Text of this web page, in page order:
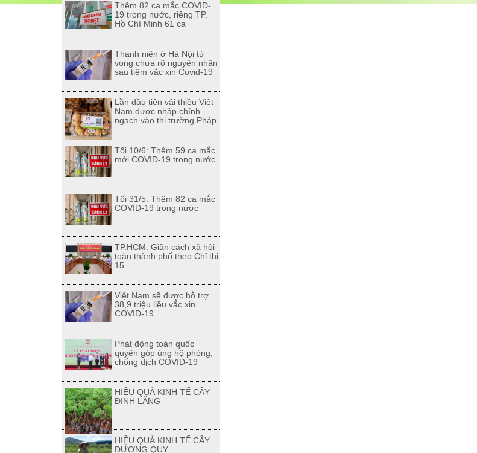
Thêm 82 ca mắc COVID-
19 trong nước, riêng TP.
Hồ Chí Minh 61 ca
Thanh niên ở Hà Nội tử
vong chưa rõ nguyên nhân
sau tiêm vắc xin Covid-19
Lần đầu tiên vải thiều Việt
Nam được nhập chính
ngạch vào thị trường Pháp
Tối 10/6: Thêm 59 ca mắc
mới COVID-19 trong nước
Tối 31/5: Thêm 82 ca mắc
COVID-19 trong nước
TP.HCM: Giãn cách xã hội
toàn thành phố theo Chỉ thị
15
Việt Nam sẽ được hỗ trợ
38,9 triệu liều vắc xin
COVID-19
Phát động toàn quốc
quyên góp ủng hộ phòng,
chống dịch COVID-19
HIỆU QUẢ KINH TẾ CÂY
ĐINH LĂNG
HIỆU QUẢ KINH TẾ CÂY
ĐƯƠNG QUY